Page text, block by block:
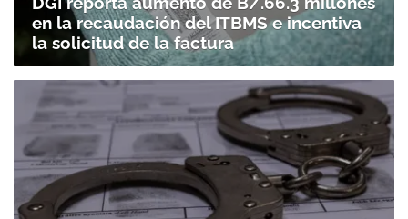
en la recaudación del ITBMS e incentiva
la solicitud de la factura